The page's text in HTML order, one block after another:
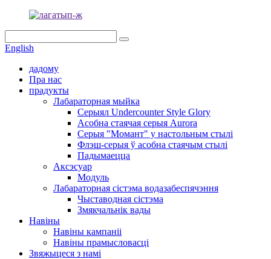
English
дадому
Пра нас
прадукты
Лабараторная мыйка
Серыял Undercounter Style Glory
Асобна стаячая серыя Aurora
Серыя "Момант" у настольным стылі
Флэш-серыя ў асобна стаячым стылі
Падымаецца
Аксэсуар
Модуль
Лабараторная сістэма водазабеспячэння
Чыставодная сістэма
Змякчальнік вады
Навіны
Навіны кампаніі
Навіны прамысловасці
Звяжыцеся з намі